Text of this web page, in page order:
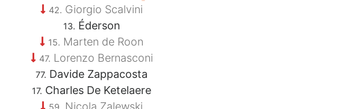
42. Giorgio Scalvini
13. Éderson
15. Marten de Roon
47. Lorenzo Bernasconi
77. Davide Zappacosta
17. Charles De Ketelaere